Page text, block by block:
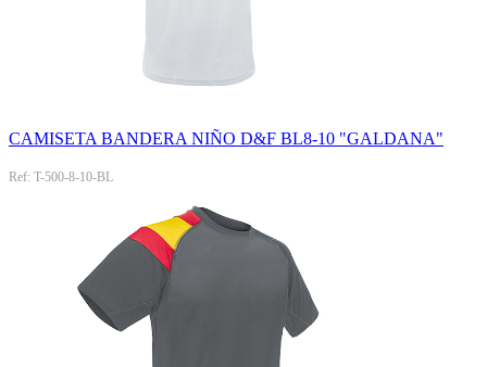
CAMISETA BANDERA NIÑO D&F BL8-10 "GALDANA"
Ref: T-500-8-10-BL